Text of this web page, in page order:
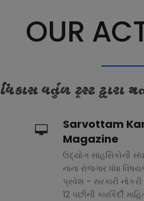
OUR
વિકાસ વર્તુળ ટ્રસ્ટ દ્વારા
Sarvottam
Magazine
ઉદ્યોગ સાહસિકોની
નાના રોજગાર ધંધા
પ્રવેશ - સરકારી
12 પછીની કારકિર્દી